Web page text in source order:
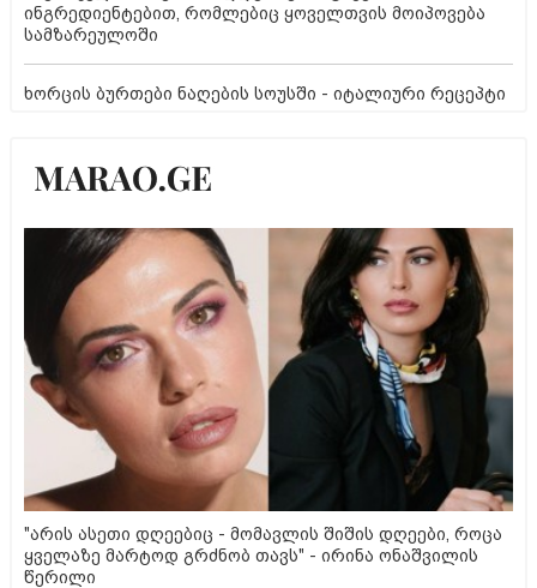
ინგრედიენტებით, რომლებიც ყოველთვის მოიპოვება
სამზარეულოში
ხორცის ბურთები ნაღების სოუსში - იტალიური რეცეპტი
"არის ასეთი დღეებიც - მომავლის შიშის დღეები, როცა
ყველაზე მარტოდ გრძნობ თავს" - ირინა ონაშვილის
წერილი